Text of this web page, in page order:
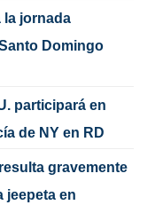
la jornada
Domingo
participará en
de NY en RD
gravemente
jeepeta en